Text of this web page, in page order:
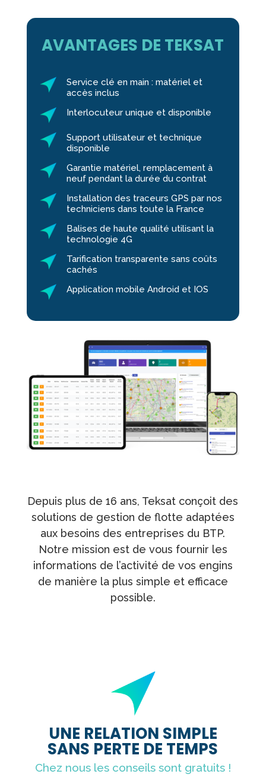
AVANTAGES DE TEKSAT
Service clé en main : matériel et
accès inclus
Interlocuteur unique et disponible
Support utilisateur et technique
disponible
Garantie matériel, remplacement à
neuf pendant la durée du contrat
Installation des traceurs GPS par nos
techniciens dans toute la France
Balises de haute qualité utilisant la
technologie 4G
Tarification transparente sans coûts
cachés
Application mobile Android et IOS
Depuis plus de 16 ans, Teksat conçoit des
solutions de gestion de flotte adaptées
aux besoins des entreprises du BTP.
Notre mission est de vous fournir les
informations de l’activité de vos engins
de manière la plus simple et efficace
possible.
UNE RELATION SIMPLE
SANS PERTE DE TEMPS
Chez nous les conseils sont gratuits !